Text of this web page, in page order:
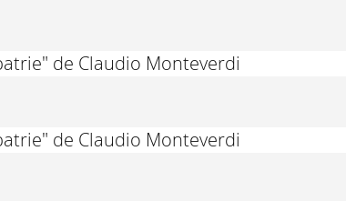
de Claudio Monteverdi
de Claudio Monteverdi